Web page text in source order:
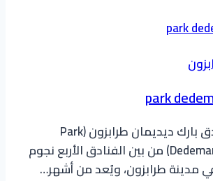
park
يُصنف فندق بارك ديديمان طرابزون (Park
Dedeman Trabzon) من بين الفنادق الأربع نجوم
مدينة طرابزون، ويُعد من أشهر…